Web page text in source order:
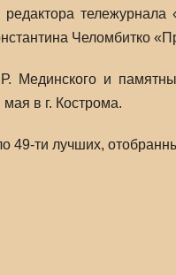
тележурнала
Челомбитко
Мединского и
в г. Кострома.
49-ти лучших,